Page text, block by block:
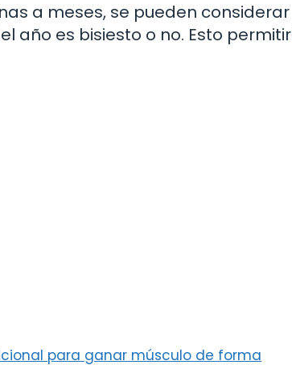
a meses, se pueden considerar
año es bisiesto o no. Esto
para ganar músculo de forma